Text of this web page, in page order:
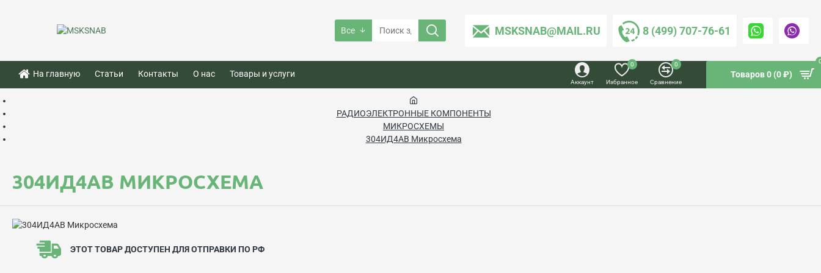
Все MSKSNAB@MAIL.RU 8 (499) 707-76-61
На главную Статьи Контакты О нас Товары и услуги
Аккаунт Избранное
0
Сравнение
0
Товаров 0 (0 ₽)
РАДИОЭЛЕКТРОННЫЕ КОМПОНЕНТЫ
МИКРОСХЕМЫ
304ИД4АВ Микросхема
304ИД4АВ МИКРОСХЕМА
ЭТОТ ТОВАР ДОСТУПЕН ДЛЯ ОТПРАВКИ ПО РФ